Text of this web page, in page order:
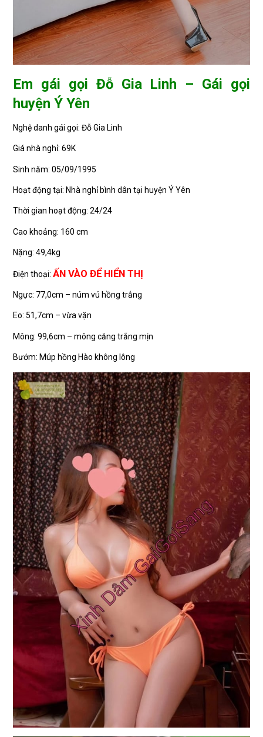
Em gái gọi Đỗ Gia Linh – Gái gọi
huyện Ý Yên
Nghệ danh gái gọi: Đỗ Gia Linh
Giá nhà nghỉ: 69K
Sinh năm: 05/09/1995
Hoạt động tại: Nhà nghỉ bình dân tại huyện Ý Yên
Thời gian hoạt động: 24/24
Cao khoảng: 160 cm
Nặng: 49,4kg
Điện thoại:ẤN VÀO ĐỂ HIỂN THỊ
Ngực: 77,0cm – núm vú hồng trắng
Eo: 51,7cm – vừa vặn
Mông: 99,6cm – mông căng trắng mịn
Bướm: Múp hồng Hào không lông